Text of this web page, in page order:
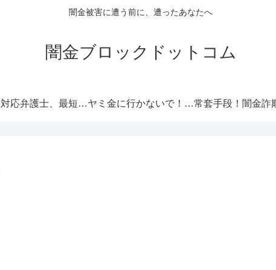
闇金被害に遭う前に、遭ったあなたへ
闇金ブロックドットコム
闇金対応弁護士、最短即日解決！ ヤミ金に行かないで！厳選オススメ消費者金融